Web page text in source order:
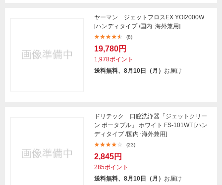
ヤーマン ジェットフロスEX YOI2000W
[ハンディタイプ /国内･海外兼用]
(8)
19,780円
1,978ポイント
送料無料、8月10日（月） お届け
ドリテック 口腔洗浄器「ジェットクリー
ン ポータブル」 ホワイト FS-101WT [ハン
ディタイプ /国内･海外兼用]
(23)
2,845円
285ポイント
送料無料、8月10日（月） お届け